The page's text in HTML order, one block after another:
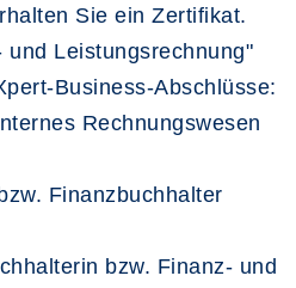
Sie ein Zertifikat.
Leistungsrechnung"
Business-Abschlüsse:
Rechnungswesen
Finanzbuchhalter
bzw. Finanz- und